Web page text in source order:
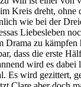
Kreis dreht, ohne
wie bei der
Liebesleben
Drama zu kämpfen
dass die erste
wird es dabei
Es wird gezittert,